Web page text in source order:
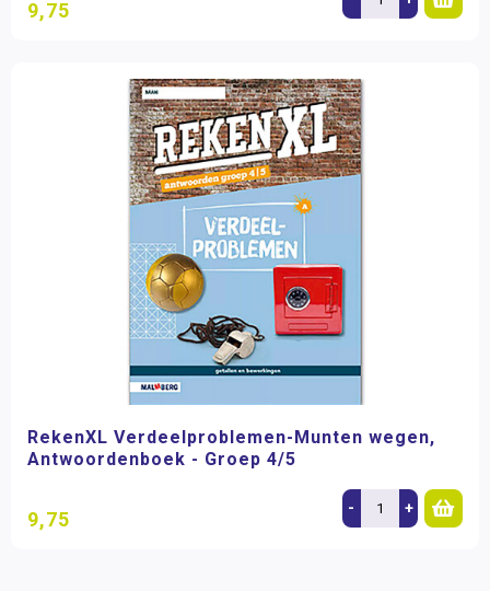
9,75
RekenXL Verdeelproblemen-Munten wegen,
Antwoordenboek - Groep 4/5
9,75 - +